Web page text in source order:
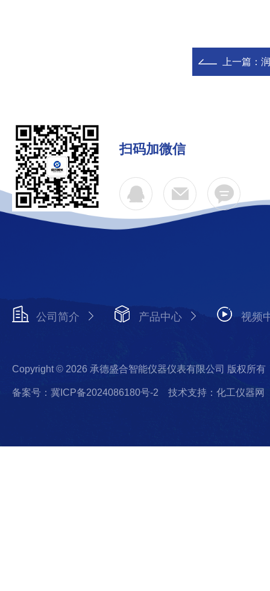
上一篇：
扫码加微信
公司简介 产品中心 视频
Copyright © 2026 承德盛合智能仪器仪表有限公司 版权所有
备案号：冀ICP备2024086180号-2 技术支持：化工仪器网